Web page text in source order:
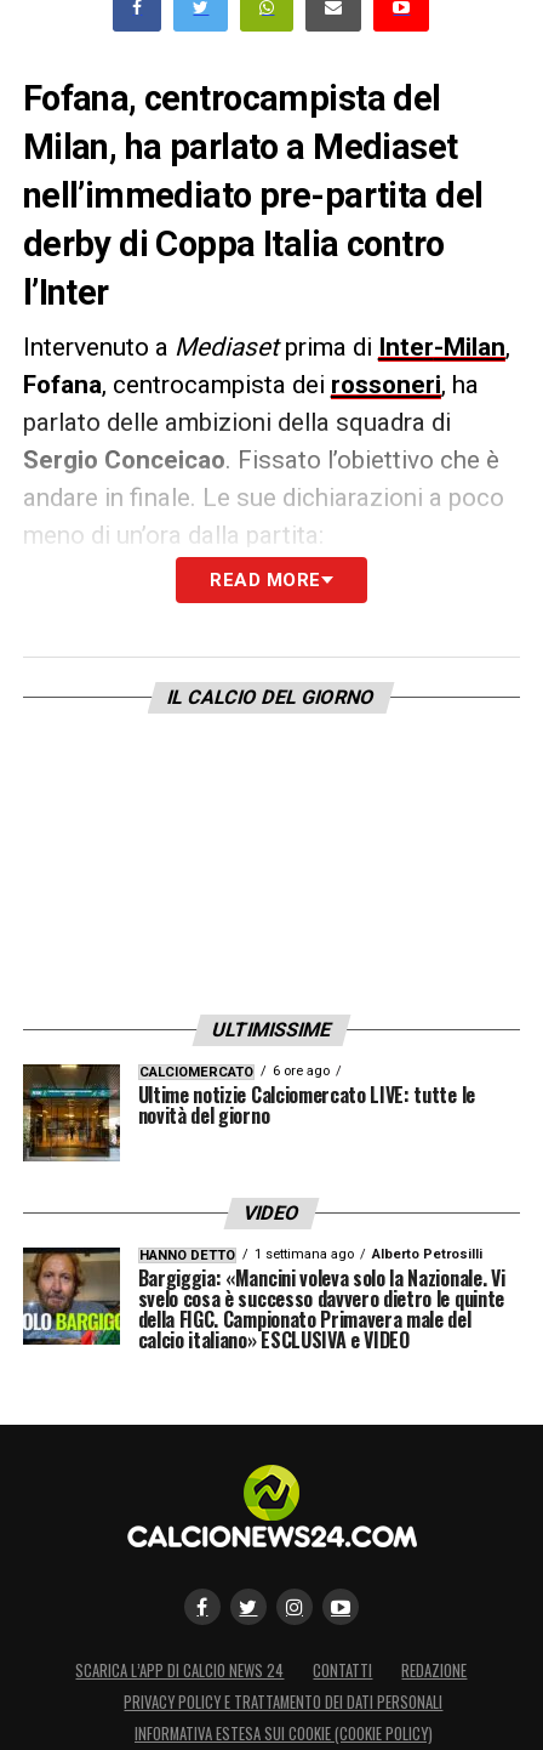
Fofana, centrocampista del
Milan, ha parlato a Mediaset
nell’immediato pre-partita del
derby di Coppa Italia contro
l’Inter
Intervenuto a Mediasetprima di Inter-Milan,
Fofana, centrocampista dei rossoneri, ha
parlato delle ambizioni della squadra di
Sergio Conceicao. Fissato l’obiettivo che è
andare in finale. Le sue dichiarazioni a poco
meno di un’ora dalla partita:
Abbiamo molta fame, è l’ultima
partite differenti, ma mi auguro che la serie
READ MORE
IL CALCIO DEL GIORNO
ULTIMISSIME
CALCIOMERCATO 6 ore ago
Ultime notizie Calciomercato LIVE: tutte le
novità del giorno
VIDEO
HANNO DETTO 1 settimana ago Alberto Petrosilli
Bargiggia: «Mancini voleva solo la Nazionale. Vi
svelo cosa è successo davvero dietro le quinte
della FIGC. Campionato Primavera male del
calcio italiano» ESCLUSIVA e VIDEO
SCARICA L’APP DI CALCIO NEWS 24 CONTATTI
REDAZIONE
PRIVACY POLICY E TRATTAMENTO DEI DATI PERSONALI
INFORMATIVA ESTESA SUI COOKIE (COOKIE POLICY)